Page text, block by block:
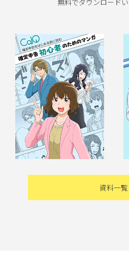
資料一覧